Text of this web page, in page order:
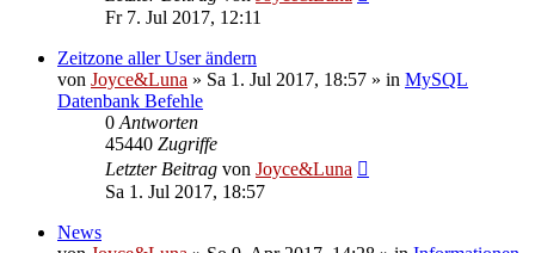
Fr 7. Jul 2017, 12:11
Zeitzone aller User ändern
von Joyce&Luna » Sa 1. Jul 2017, 18:57 » in MySQL
Datenbank Befehle
0 Antworten
45440 Zugriffe
Letzter Beitrag von Joyce&Luna
Sa 1. Jul 2017, 18:57
News